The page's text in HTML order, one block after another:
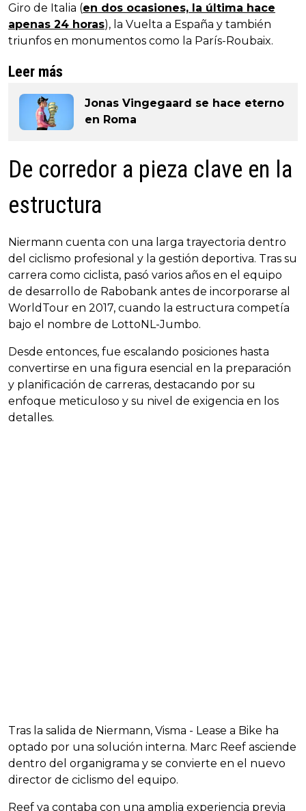
Giro de Italia (en dos ocasiones, la última hace
apenas 24 horas), la Vuelta a España y también
triunfos en monumentos como la París-Roubaix.
Leer más
Jonas Vingegaard se hace eterno
en Roma
De corredor a pieza clave en la
estructura
Niermann cuenta con una larga trayectoria dentro
del ciclismo profesional y la gestión deportiva. Tras su
carrera como ciclista, pasó varios años en el equipo
de desarrollo de Rabobank antes de incorporarse al
WorldTour en 2017, cuando la estructura competía
bajo el nombre de LottoNL-Jumbo.
Desde entonces, fue escalando posiciones hasta
convertirse en una figura esencial en la preparación
y planificación de carreras, destacando por su
enfoque meticuloso y su nivel de exigencia en los
detalles.
Tras la salida de Niermann, Visma - Lease a Bike ha
optado por una solución interna. Marc Reef asciende
dentro del organigrama y se convierte en el nuevo
director de ciclismo del equipo.
Reef ya contaba con una amplia experiencia previa